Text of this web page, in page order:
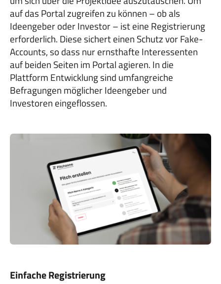
auf das Portal zugreifen zu können – ob als
Ideengeber oder Investor – ist eine Registrierung
erforderlich. Diese sichert einen Schutz vor Fake-
Accounts, so dass nur ernsthafte Interessenten
auf beiden Seiten im Portal agieren. In die
Plattform Entwicklung sind umfangreiche
Befragungen möglicher Ideengeber und
Investoren eingeflossen.
Einfache Registrierung